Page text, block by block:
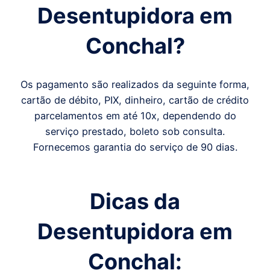
Desentupidora em
Conchal?
Os pagamento são realizados da seguinte forma,
cartão de débito, PIX, dinheiro, cartão de crédito
parcelamentos em até 10x, dependendo do
serviço prestado, boleto sob consulta.
Fornecemos garantia do serviço de 90 dias.
Dicas da
Desentupidora em
Conchal: